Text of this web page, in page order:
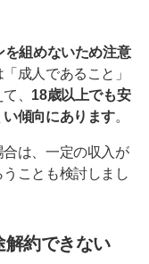
を組めないため注意
成人であること」
、 18歳以上でも安
傾向にあります。
は、一定の収入が
ことも検討しまし
解約できない